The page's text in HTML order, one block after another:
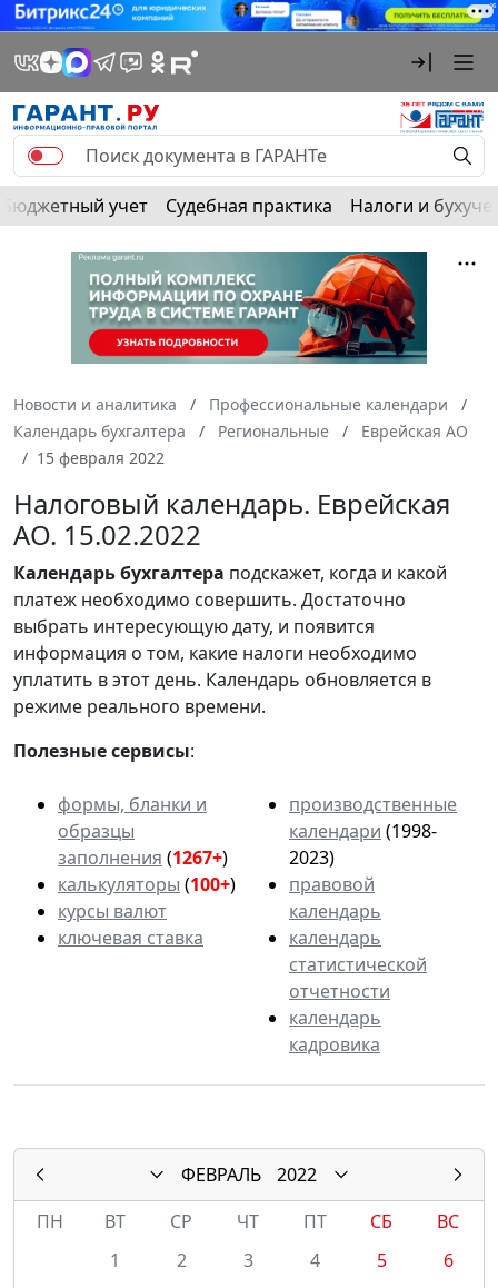
Бюджетный учет Судебная практика Налоги и
Новости и аналитика
Профессиональные календари
Календарь бухгалтера
Региональные
Еврейская АО
15 февраля 2022
Налоговый календарь. Еврейская
АО. 15.02.2022
Календарьбухгалтера подскажет, когда и какой
платеж необходимо совершить. Достаточно
выбрать интересующую дату, и появится
информация о том, какие налоги необходимо
уплатить в этот день. Календарь обновляется в
режиме реального времени.
Полезные сервисы:
формы, бланки и
образцы
заполнения (1267+)
калькуляторы (100+)
курсы валют
ключевая ставка
производственные
календари (1998-
2023)
правовой
календарь
календарь
статистической
отчетности
календарь
кадровика
ФЕВРАЛЬ
2022
ПН
ВТ СР ЧТ ПТ СБ
ВС
1
2 3 4 5
6